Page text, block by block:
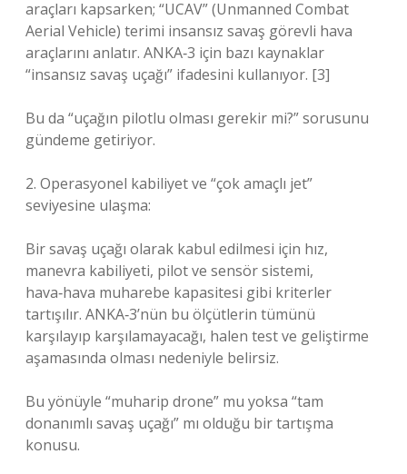
araçları kapsarken; “UCAV” (Unmanned Combat
Aerial Vehicle) terimi insansız savaş görevli hava
araçlarını anlatır. ANKA‑3 için bazı kaynaklar
“insansız savaş uçağı” ifadesini kullanıyor. [3]
Bu da “uçağın pilotlu olması gerekir mi?” sorusunu
gündeme getiriyor.
2. Operasyonel kabiliyet ve “çok amaçlı jet”
seviyesine ulaşma:
Bir savaş uçağı olarak kabul edilmesi için hız,
manevra kabiliyeti, pilot ve sensör sistemi,
hava‑hava muharebe kapasitesi gibi kriterler
tartışılır. ANKA‑3’nün bu ölçütlerin tümünü
karşılayıp karşılamayacağı, halen test ve geliştirme
aşamasında olması nedeniyle belirsiz.
Bu yönüyle “muharip drone” mu yoksa “tam
donanımlı savaş uçağı” mı olduğu bir tartışma
konusu.